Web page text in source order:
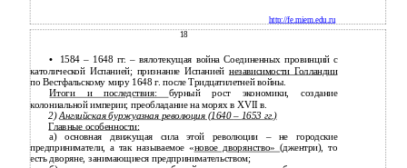
http://fe.miem.edu.ru
18
•
1584 – 1648 гг. – вялотекущая война Соединенных провинций с
католической Испанией; признание Испанией независимости Голландии
по Вестфальскому миру 1648 г. после Тридцатилетней войны.
Итоги и последствия: бурный рост экономики, создание
колониальной империи; преобладание на морях в XVII в.
2)Английская буржуазная революция (1640– 1653 гг.)
Главные особенности:
а) основная движущая сила этой революции – не городские
предприниматели, а так называемое «новое дворянство»(джентри), то
есть дворяне, занимающиеся предпринимательством;